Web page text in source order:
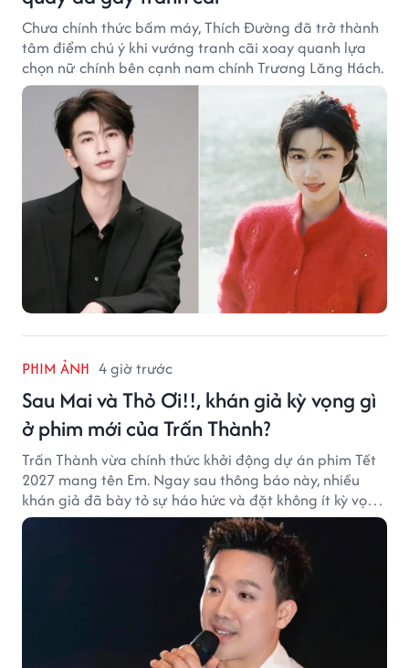
Chưa chính thức bấm máy, Thích Đường đã trở thành
tâm điểm chú ý khi vướng tranh cãi xoay quanh lựa
chọn nữ chính bên cạnh nam chính Trương Lăng Hách.
PHIM ẢNH 4 giờ trước
Sau Mai và Thỏ Ơi!!, khán giả kỳ vọng gì
ở phim mới của Trấn Thành?
Trấn Thành vừa chính thức khởi động dự án phim Tết
2027 mang tên Em. Ngay sau thông báo này, nhiều
khán giả đã bày tỏ sự háo hức và đặt không ít kỳ vọng
vào bộ phim mới của Trấn Thành.